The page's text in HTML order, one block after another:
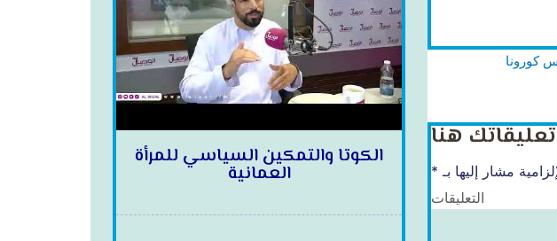
كورونا
هنا
مشار إليها بـ *
التعليقات
الكوتا والتمكين السياسي للمرأة
العمانية